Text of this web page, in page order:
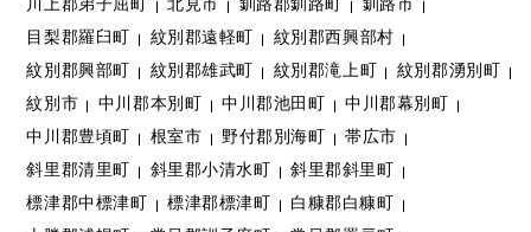
目梨郡羅臼町
紋別郡遠軽町
紋別郡西興部村
紋別郡興部町
紋別郡雄武町 紋別郡滝上町
紋別郡湧別町
紋別市
中川郡本別町 中川郡池田町
中川郡幕別町
中川郡豊頃町
根室市 野付郡別海町
帯広市
斜里郡清里町
斜里郡小清水町
斜里郡斜里町
標津郡中標津町
標津郡標津町
白糠郡白糠町